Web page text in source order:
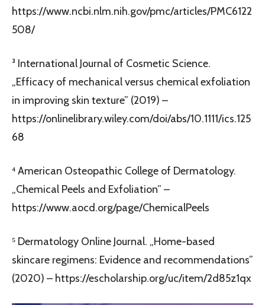
https://www.ncbi.nlm.nih.gov/pmc/articles/PMC6122
508/
³ International Journal of Cosmetic Science.
„Efficacy of mechanical versus chemical exfoliation
in improving skin texture” (2019) –
https://onlinelibrary.wiley.com/doi/abs/10.1111/ics.125
68
⁴ American Osteopathic College of Dermatology.
„Chemical Peels and Exfoliation” –
https://www.aocd.org/page/ChemicalPeels
⁵ Dermatology Online Journal. „Home-based
skincare regimens: Evidence and recommendations”
(2020) – https://escholarship.org/uc/item/2d85z1qx